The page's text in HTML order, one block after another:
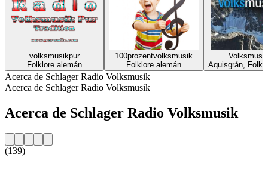
volksmusikpur
Folklore alemán
100prozentvolksmusik
Folklore alemán
Aquisgrán,
Acerca de Schlager Radio Volksmusik
Acerca de Schlager Radio Volksmusik
Acerca de Schlager Radio Volksmusik
(139)